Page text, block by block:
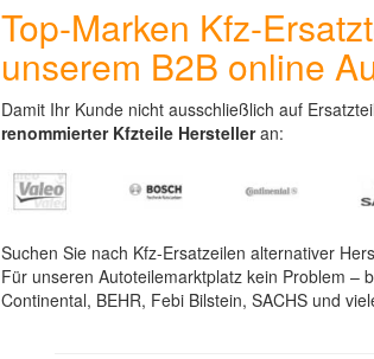
Top-Marken Kfz-
unserem B2B online
Damit Ihr Kunde nicht ausschließlich auf
renommierter Kfzteile Herstelleran:
Suchen Sie nach Kfz-Ersatzeilen alternativer
Für unseren Autoteilemarktplatz kein Problem –
Continental, BEHR, Febi Bilstein, SACHS und